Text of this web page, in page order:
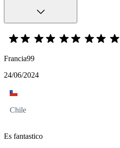
Francia99
24/06/2024
Chile
Es fantastico